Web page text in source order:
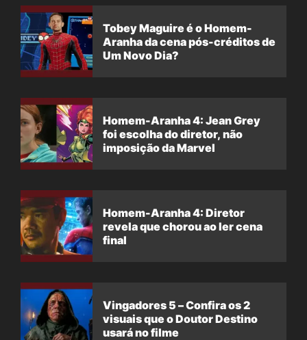
Tobey Maguire é o Homem-
Aranha da cena pós-créditos de
Um Novo Dia?
Homem-Aranha 4: Jean Grey
foi escolha do diretor, não
imposição da Marvel
Homem-Aranha 4: Diretor
revela que chorou ao ler cena
final
Vingadores 5 – Confira os 2
visuais que o Doutor Destino
usará no filme